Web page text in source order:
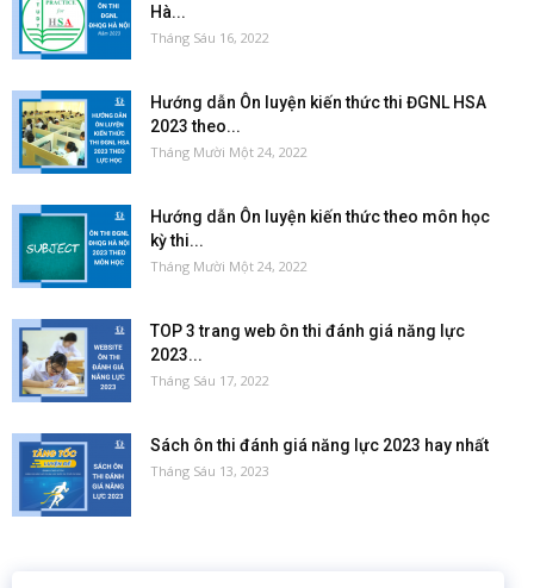
Hà...
Tháng Sáu 16, 2022
Hướng dẫn Ôn luyện kiến thức thi ĐGNL HSA
2023 theo...
Tháng Mười Một 24, 2022
Hướng dẫn Ôn luyện kiến thức theo môn học
kỳ thi...
Tháng Mười Một 24, 2022
TOP 3 trang web ôn thi đánh giá năng lực
2023...
Tháng Sáu 17, 2022
Sách ôn thi đánh giá năng lực 2023 hay nhất
Tháng Sáu 13, 2023